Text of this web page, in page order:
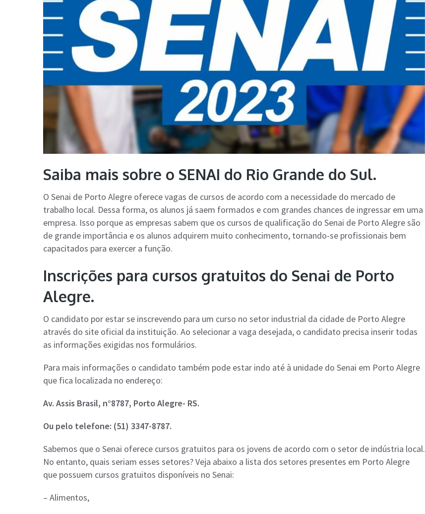
Saiba mais sobre o SENAI do Rio Grande do Sul.
O Senai de Porto Alegre oferece vagas de cursos de acordo com a necessidade do mercado de
trabalho local. Dessa forma, os alunos já saem formados e com grandes chances de ingressar em uma
empresa. Isso porque as empresas sabem que os cursos de qualificação do Senai de Porto Alegre são
de grande importância e os alunos adquirem muito conhecimento, tornando-se profissionais bem
capacitados para exercer a função.
Inscrições para cursos gratuitos do Senai de Porto
Alegre.
O candidato por estar se inscrevendo para um curso no setor industrial da cidade de Porto Alegre
através do site oficial da instituição. Ao selecionar a vaga desejada, o candidato precisa inserir todas
as informações exigidas nos formulários.
Para mais informações o candidato também pode estar indo até à unidade do Senai em Porto Alegre
que fica localizada no endereço:
Av. Assis Brasil, n°8787, Porto Alegre- RS.
Ou pelo telefone: (51) 3347-8787.
Sabemos que o Senai oferece cursos gratuitos para os jovens de acordo com o setor de indústria local.
No entanto, quais seriam esses setores? Veja abaixo a lista dos setores presentes em Porto Alegre
que possuem cursos gratuitos disponíveis no Senai:
– Alimentos,